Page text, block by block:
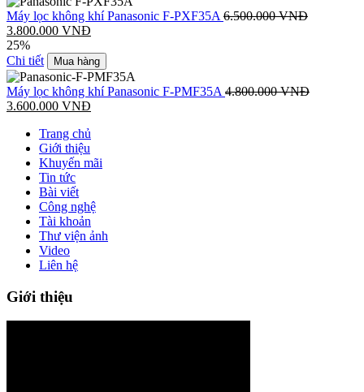
Máy lọc không khí Panasonic F-PXF35A 6.500.000VNĐ
3.800.000 VNĐ
25%
Chi tiết
Mua hàng
Máy lọc không khí Panasonic F-PMF35A 4.800.000VNĐ
3.600.000 VNĐ
Trang chủ
Giới thiệu
Khuyến mãi
Tin tức
Bài viết
Công nghệ
Tài khoản
Thư viện ảnh
Video
Liên hệ
Giới thiệu